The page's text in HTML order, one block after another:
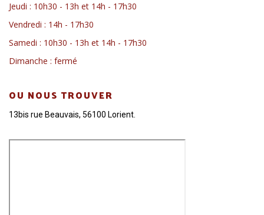
Jeudi : 10h30 - 13h et 14h - 17h30
Vendredi : 14h - 17h30
Samedi : 10h30 - 13h et 14h - 17h30
Dimanche : fermé
OU NOUS TROUVER
13bis rue Beauvais, 56100 Lorient.